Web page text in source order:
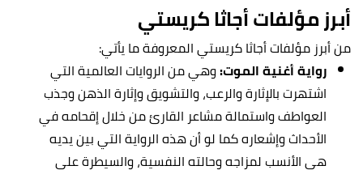
أبرز مؤلفات أجاثا كريستي
من أبرز مؤلفات أجاثا كريستي المعروفة ما يأتي:
رواية أغنية الموت:وهي من الروايات العالمية التي
اشتهرت بالإثارة والرعب، والتشويق وإثارة الذهن وجذب
العواطف واستمالة مشاعر القارئ من خلال إقحامه في
الأحداث وإشعاره كما لو أن هذه الرواية التي بين يديه
هي الأنسب لمزاجه وحالته النفسية، والسيطرة على